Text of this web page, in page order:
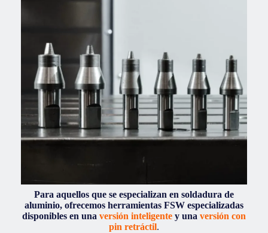
Para aquellos que se especializan en soldadura de
aluminio, ofrecemos herramientas FSW especializadas
disponibles en una versión inteligentey una versión con
pin retráctil.